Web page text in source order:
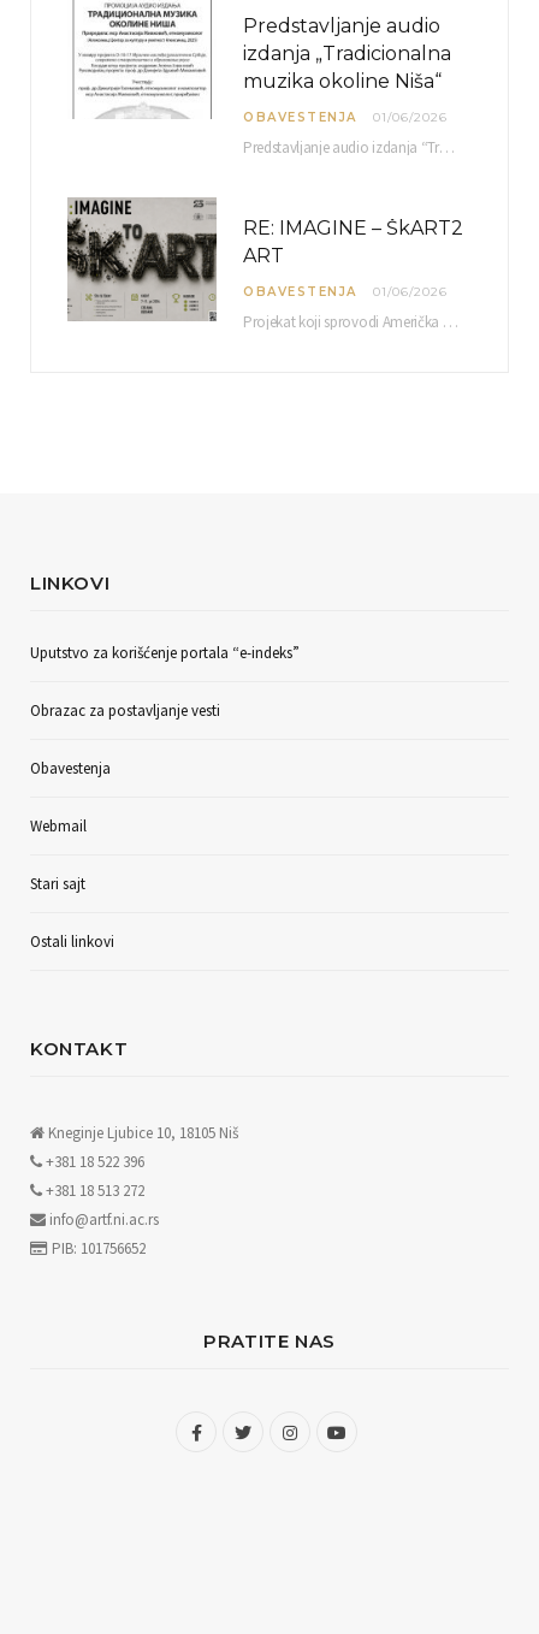
Predstavljanje audio
izdanja „Tradicionalna
muzika okoline Niša“
OBAVESTENJA 01/06/2026
Predstavljanje audio izdanja “Tradicionalna muzika okoline Niša” organizuje se u okviru projekta O-10-17 Muzičko nasleđe jugoistočne…
RE: IMAGINE – ŠkART2
ART
OBAVESTENJA 01/06/2026
Projekat koji sprovodi Američka privredna komora uz podrŝku kompanije Philip Morris International, sa ciljem povezivanja…
LINKOVI
Uputstvo za korišćenje portala “e-indeks”
Obrazac za postavljanje vesti
Obavestenja
Webmail
Stari sajt
Ostali linkovi
KONTAKT
Kneginje Ljubice 10, 18105 Niš
+381 18 522 396
+381 18 513 272
info@artf.ni.ac.rs
PIB: 101756652
PRATITE NAS
F
T
I